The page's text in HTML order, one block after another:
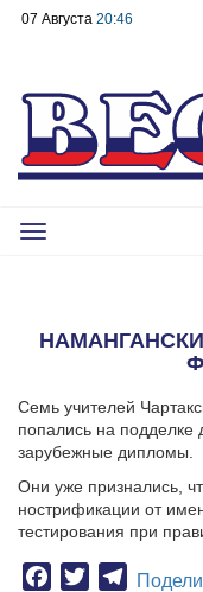
07 Августа 20:46
Toggle
Семь учителей
попались на подделке
зарубежные дипломы.
Они уже признались,
нострификации от
тестирования при
Facebook
Twitter